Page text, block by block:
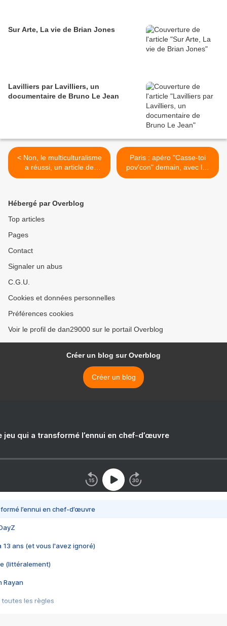
Sur Arte, La vie de Brian Jones
Lavilliers par Lavilliers, un
documentaire de Bruno Le Jean
< Non, le multiculturalisme
a réussi, un article de
Laurent Chambon
Paris : apéro "Casse-toi
pov'con" demain, avec les
amis de Fernand Buron >
Hébergé par Overblog
Top articles
Pages
Contact
Signaler un abus
C.G.U.
Cookies et données personnelles
Préférences cookies
Voir le profil de dan29000 sur le portail Overblog
Créer un blog sur Overblog
Créer un blog
jeu qui a transformé l’ennui en chef-d’œuvre
l’ennui en chef-d’œuvre
13 ans (et vous l'avez ignoré)
(littéralement)
Rayan
toutes les règles